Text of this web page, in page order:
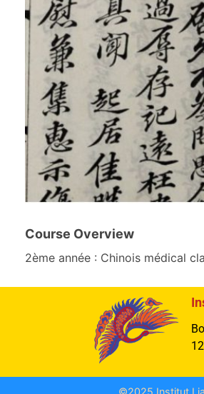
Course Overview
2ème année : Chinois médical
©2025 Institut